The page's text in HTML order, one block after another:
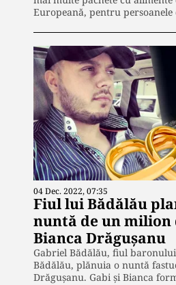
Europeană, pentru
04 Dec. 2022, 07:35
Fiul lui Bădălău
nuntă de un milion
Bianca Drăgușanu
Gabriel Bădălău, fiul
Bădălău, plănuia o nuntă
Drăgușanu. Gabi și Bianca